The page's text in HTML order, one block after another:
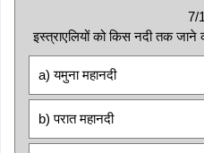
7/
इस्त्राएलियों को किस नदी तक जाने
a) यमुना महानदी
b) परात महानदी